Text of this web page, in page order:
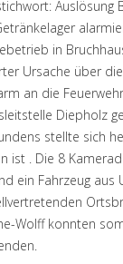
Auslösung
in
Ursache über
an die
Diepholz
stellte sich
ist . Die 8
ein Fahrzeug
Wolff konnten